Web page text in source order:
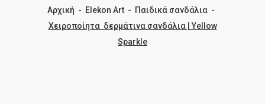
Αρχική - Elekon Art- Παιδικά σανδάλια-
Χειροποίητα δερμάτινα σανδάλια | Yellow
Sparkle